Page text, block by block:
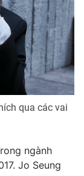
qua các vai
ngành
Jo Seung